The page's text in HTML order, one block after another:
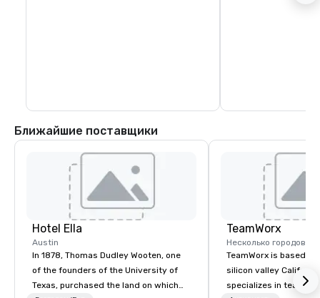
Ближайшие поставщики
Hotel Ella
Austin
In 1878, Thomas Dudley Wooten, one
of the founders of the University of
Texas, purchased the land on which
TeamWorx
Несколько городов
TeamWorx is based
silicon valley
specializes in team